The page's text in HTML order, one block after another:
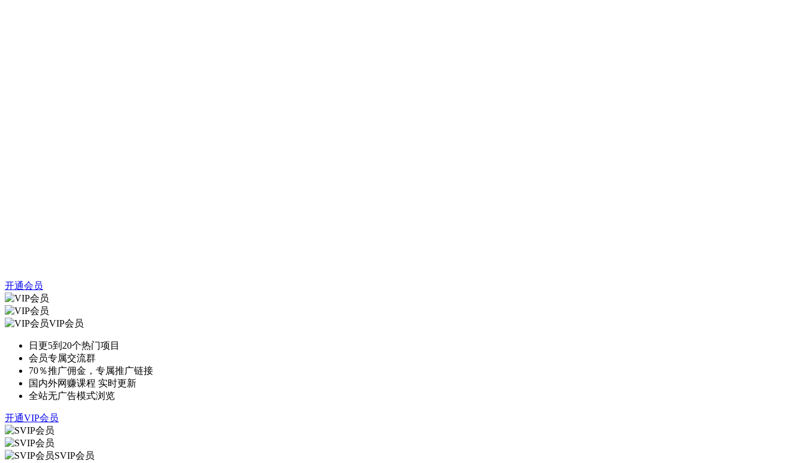
开通会员
VIP会员
日更5到20个热门项目
会员专属交流群
70％推广佣金，专属推广链接
国内外网赚课程 实时更新
全站无广告模式浏览
开通VIP会员
SVIP会员